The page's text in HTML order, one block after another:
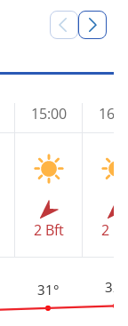
15:00
2 Bft
31°
2
32°